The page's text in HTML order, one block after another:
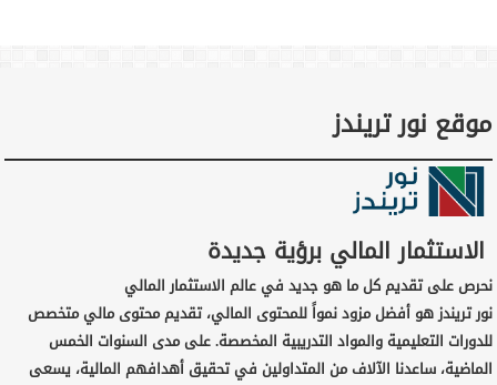
موقع نور تريندز
الاستثمار المالي برؤية جديدة
نحرص على تقديم كل ما هو جديد في عالم الاستثمار المالي
نور تريندز هو أفضل مزود نمواً للمحتوى المالي، تقديم محتوى مالي متخصص
للدورات التعليمية والمواد التدريبية المخصصة. على مدى السنوات الخمس
الماضية، ساعدنا الآلاف من المتداولين في تحقيق أهدافهم المالية، يسعى